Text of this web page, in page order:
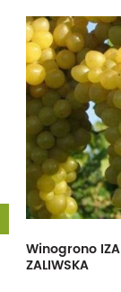
Winogrono IZA
ZALIWSKA